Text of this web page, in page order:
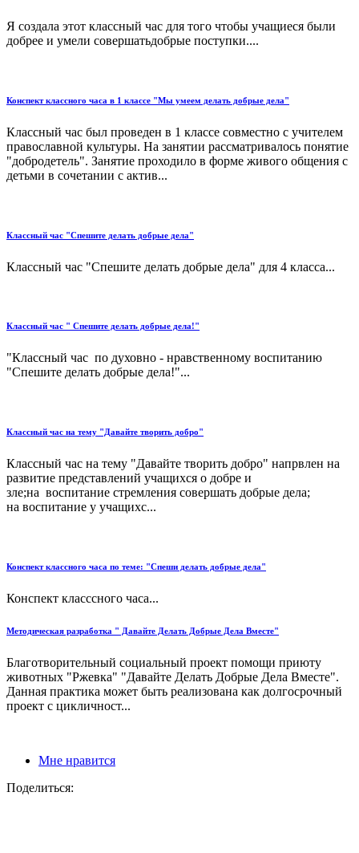
Я создала этот классный час для того чтобы учащиеся были
добрее и умели совершатьдобрые поступки....
Конспект классного часа в 1 классе "Мы умеем делать добрые дела"
Классный час был проведен в 1 классе совместно с учителем
православной культуры. На занятии рассматривалось понятие
"добродетель". Занятие проходило в форме живого общения с
детьми в сочетании с актив...
Классный час "Спешите делать добрые дела"
Классный час "Спешите делать добрые дела" для 4 класса...
Классный час " Спешите делать добрые дела!"
"Классный час по духовно - нравственному воспитанию
"Спешите делать добрые дела!"...
Классный час на тему "Давайте творить добро"
Классный час на тему "Давайте творить добро" напрвлен на
развитие представлений учащихся о добре и
зле;на воспитание стремления совершать добрые дела;
на воспитание у учащихс...
Конспект классного часа по теме: "Спеши делать добрые дела"
Конспект класссного часа...
Методическая разработка " Давайте Делать Добрые Дела Вместе"
Благотворительный социальный проект помощи приюту
животных "Ржевка" "Давайте Делать Добрые Дела Вместе".
Данная практика может быть реализована как долгосрочный
проект с цикличност...
Мне нравится
Поделиться: